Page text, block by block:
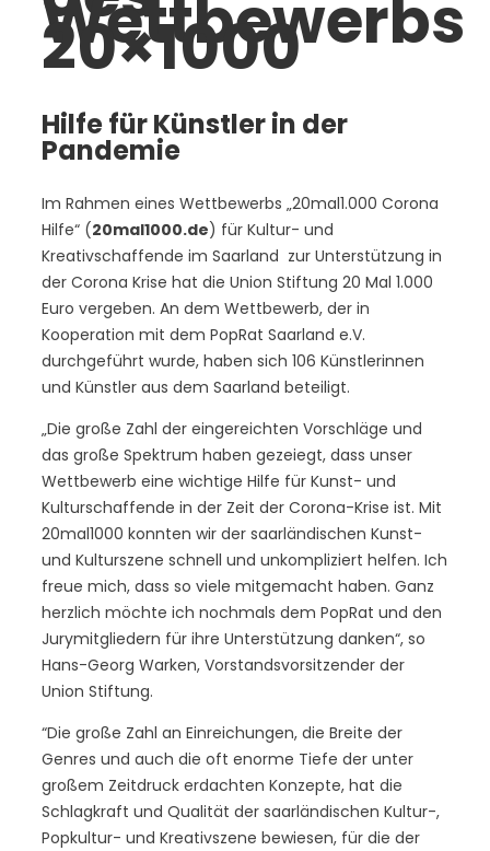
Wettbewerbs
20×1000
Hilfe für Künstler in der
Pandemie
Im Rahmen eines Wettbewerbs „20mal1.000 Corona
Hilfe“ (20mal1000.de) für Kultur- und
Kreativschaffende im Saarland zur Unterstützung in
der Corona Krise hat die Union Stiftung 20 Mal 1.000
Euro vergeben. An dem Wettbewerb, der in
Kooperation mit dem PopRat Saarland e.V.
durchgeführt wurde, haben sich 106 Künstlerinnen
und Künstler aus dem Saarland beteiligt.
„Die große Zahl der eingereichten Vorschläge und
das große Spektrum haben gezeiegt, dass unser
Wettbewerb eine wichtige Hilfe für Kunst- und
Kulturschaffende in der Zeit der Corona-Krise ist. Mit
20mal1000 konnten wir der saarländischen Kunst-
und Kulturszene schnell und unkompliziert helfen. Ich
freue mich, dass so viele mitgemacht haben. Ganz
herzlich möchte ich nochmals dem PopRat und den
Jurymitgliedern für ihre Unterstützung danken“, so
Hans-Georg Warken, Vorstandsvorsitzender der
Union Stiftung.
“Die große Zahl an Einreichungen, die Breite der
Genres und auch die oft enorme Tiefe der unter
großem Zeitdruck erdachten Konzepte, hat die
Schlagkraft und Qualität der saarländischen Kultur-,
Popkultur- und Kreativszene bewiesen, für die der